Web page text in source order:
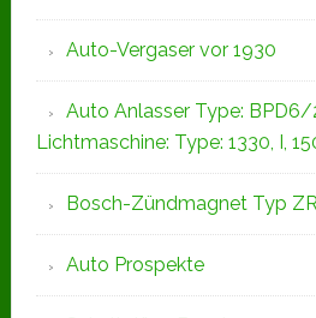
Auto-Vergaser vor 1930
Auto Anlasser Type: BPD6/
Lichtmaschine: Type: 1330, I,
Bosch-Zündmagnet Typ
Auto Prospekte